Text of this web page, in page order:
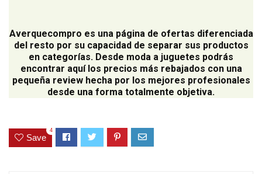
Averquecompro es una página de ofertas diferenciada
del resto por su capacidad de separar sus productos
en categorías. Desde moda a juguetes podrás
encontrar aquí los precios más rebajados con una
pequeña review hecha por los mejores profesionales
desde una forma totalmente objetiva.
Save
4